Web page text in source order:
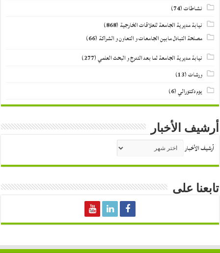
نشاطات(74)
نيابة مديرية الجامعة للعلاقات الخارجية (868)
مصلحة التبادل مابين الجامعات و التعاون و الشراكة (66)
نيابة مديرية الجامعة لما بعد التدرج و البحث العلمي(277)
ورشات(13)
يوم دكتورالي(6)
أرشيف الأخبار
أرشيف الأخبار
تابعنا على